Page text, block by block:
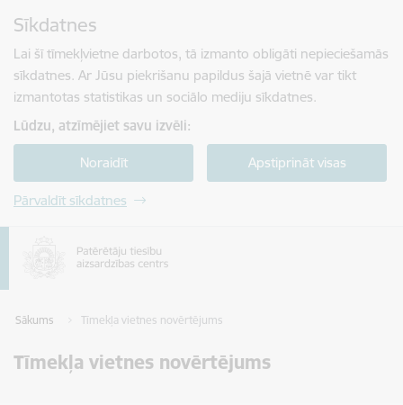
Sīkdatnes
Lai šī tīmekļvietne darbotos, tā izmanto obligāti nepieciešamās
sīkdatnes. Ar Jūsu piekrišanu papildus šajā vietnē var tikt
izmantotas statistikas un sociālo mediju sīkdatnes.
Lūdzu, atzīmējiet savu izvēli:
Noraidīt Apstiprināt visas
Pārvaldīt sīkdatnes
Sākums Tīmekļa vietnes novērtējums
Tīmekļa vietnes novērtējums